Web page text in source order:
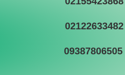
02122633482
09387806505